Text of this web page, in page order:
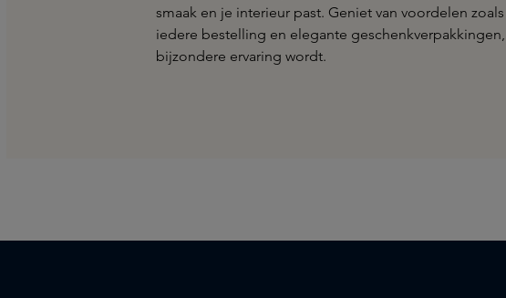
smaak en je interieur past. Geniet van voordelen
iedere bestelling en elegante geschenkverpakkingen,
bijzondere ervaring wordt.